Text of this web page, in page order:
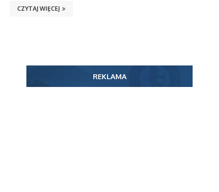
CZYTAJ WIĘCEJ
REKLAMA